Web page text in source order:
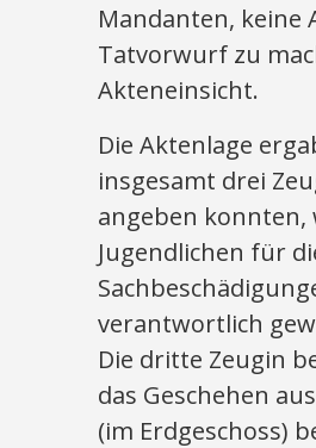
Mandanten, keine
Tatvorwurf zu
Akteneinsicht.
Die Aktenlage
insgesamt drei
angeben konnten,
Jugendlichen für
verantwortlich
Die dritte Zeugin
das Geschehen
(im Erdgeschoss)